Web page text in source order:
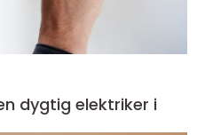
dygtig elektriker i